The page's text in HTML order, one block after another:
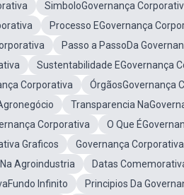
SimboloGovernança
Processo EGovernança
Passo a PassoDa
Sustentabilidade EGovernança
Corporativa
ÓrgãosGovernança
Transparencia
Corporativa
O Que
Graficos
Governança
Agroindustria
Datas
Infinito
Principios Da